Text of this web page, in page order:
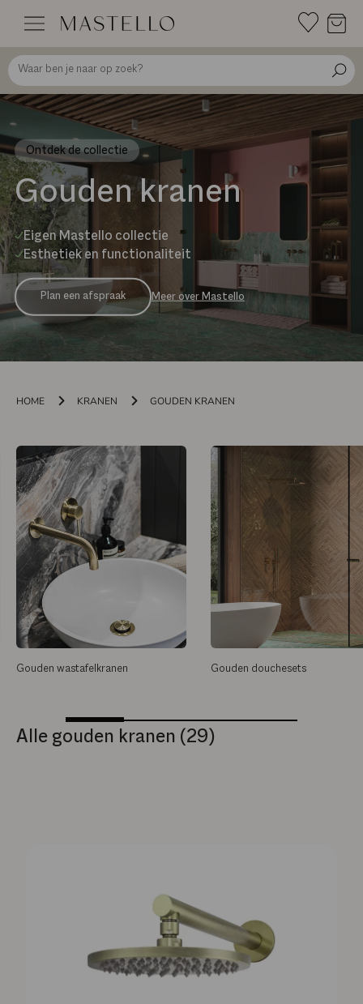
inhoud
Ontdek de collectie
Gouden kranen
Eigen Mastello collectie
Esthetiek en functionaliteit
Plan een afspraak Meer over Mastello
HOME KRANEN GOUDEN KRANEN
Gouden wastafelkranen Gouden douchesets
Alle gouden kranen (29)